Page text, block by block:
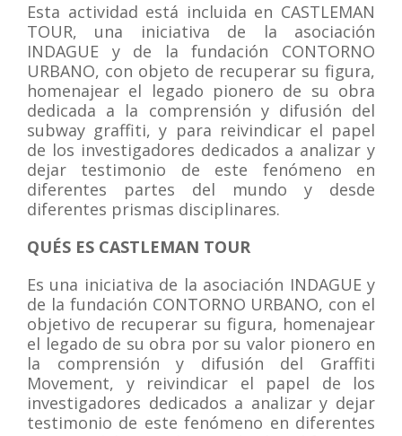
Esta actividad está incluida en CASTLEMAN
TOUR, una iniciativa de la asociación
INDAGUE y de la fundación CONTORNO
URBANO, con objeto de recuperar su figura,
homenajear el legado pionero de su obra
dedicada a la comprensión y difusión del
subway graffiti, y para reivindicar el papel
de los investigadores dedicados a analizar y
dejar testimonio de este fenómeno en
diferentes partes del mundo y desde
diferentes prismas disciplinares.
QUÉS ES CASTLEMAN TOUR
Es una iniciativa de la asociación INDAGUE y
de la fundación CONTORNO URBANO, con el
objetivo de recuperar su figura, homenajear
el legado de su obra por su valor pionero en
la comprensión y difusión del Graffiti
Movement, y reivindicar el papel de los
investigadores dedicados a analizar y dejar
testimonio de este fenómeno en diferentes